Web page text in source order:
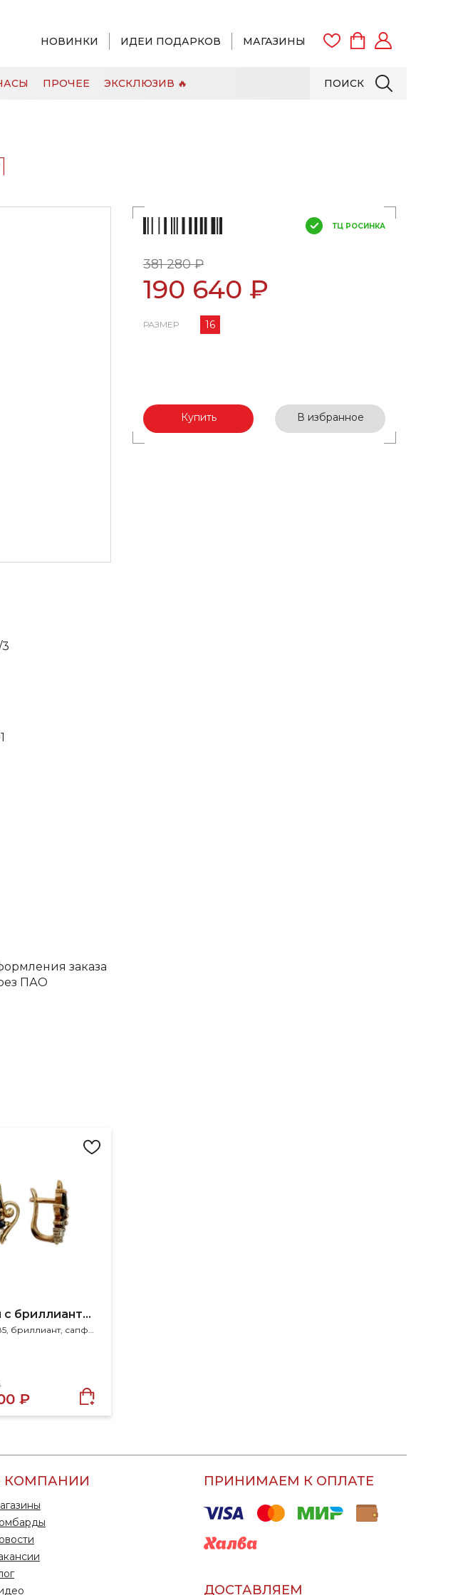
НОВИНКИ ИДЕИ ПОДАРКОВ МАГАЗИНЫ
ПОИСК
ПРОЧЕЕ ЭКСКЛЮЗИВ 🔥
заказа
ПАО
Серьги с бриллиантами
₽
ТЦ РОСИНКА
381 280 ₽
190 640 ₽
РАЗМЕР 16
Купить В избранное
КОМПАНИИ ПРИНИМАЕМ К ОПЛАТЕ
ДОСТАВЛЯЕМ